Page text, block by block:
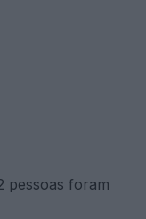
pessoas foram